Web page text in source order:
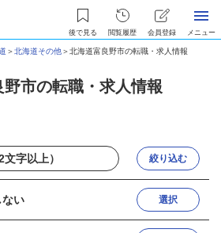
後で見る 閲覧履歴 会員登録 メニュー
＞北海道その他＞北海道富良野市の転職・求人情報
市の転職・求人情報
絞り込む
ない 選択